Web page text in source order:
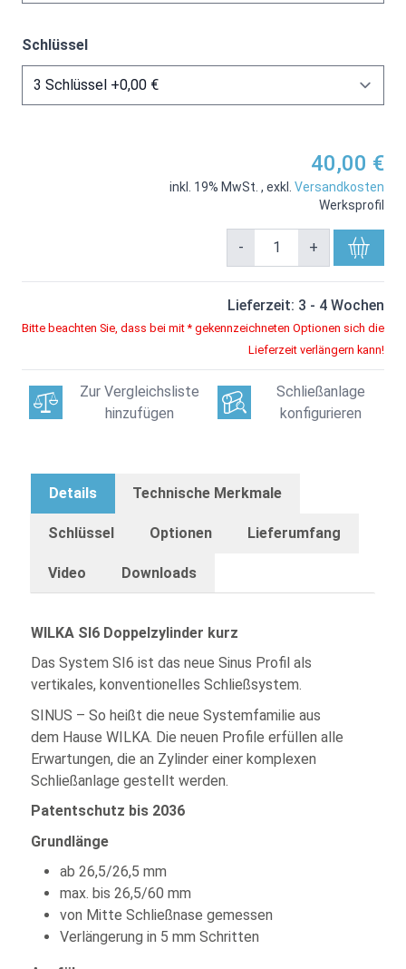
Schlüssel
40,00 €
inkl. 19% MwSt. , exkl. Versandkosten
Werksprofil
- +
Lieferzeit: 3 - 4 Wochen
Bitte beachten Sie, dass bei mit * gekennzeichneten Optionen sich die
Lieferzeit verlängern kann!
Zur Vergleichsliste
hinzufügen
Schließanlage
konfigurieren
Details Technische Merkmale
Schlüssel Optionen Lieferumfang
Video Downloads
WILKA SI6 Doppelzylinder kurz
Das System SI6 ist das neue Sinus Profil als
vertikales, konventionelles Schließsystem.
SINUS – So heißt die neue Systemfamilie aus
dem Hause WILKA. Die neuen Profile erfüllen alle
Erwartungen, die an Zylinder einer komplexen
Schließanlage gestellt werden.
Patentschutz bis 2036
Grundlänge
ab 26,5/26,5 mm
max. bis 26,5/60 mm
von Mitte Schließnase gemessen
Verlängerung in 5 mm Schritten